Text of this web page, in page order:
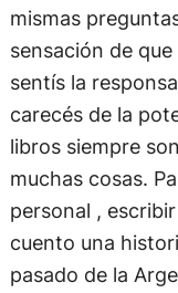
mismas
sensación de
sentís la
carecés de la
libros siempre
muchas cosas.
personal ,
cuento una
pasado de la